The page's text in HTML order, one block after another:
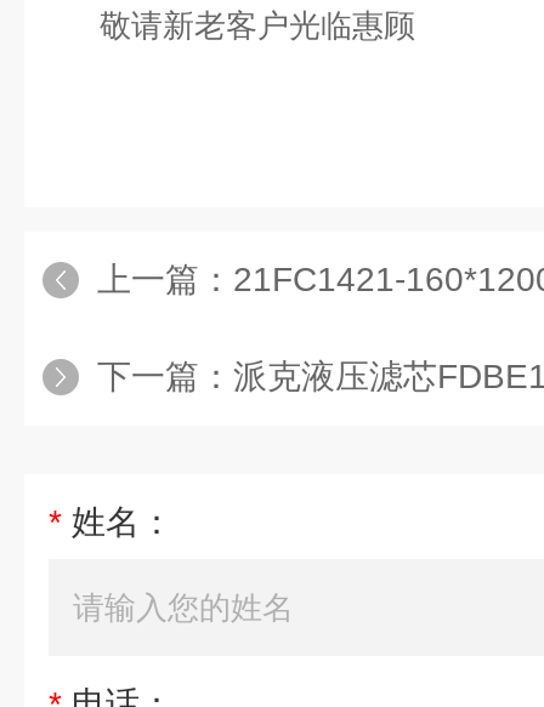
敬请新老客户光临惠顾
上一篇： 21FC1421-160*1200/20
下一篇： 派克液压滤芯
* 姓名：